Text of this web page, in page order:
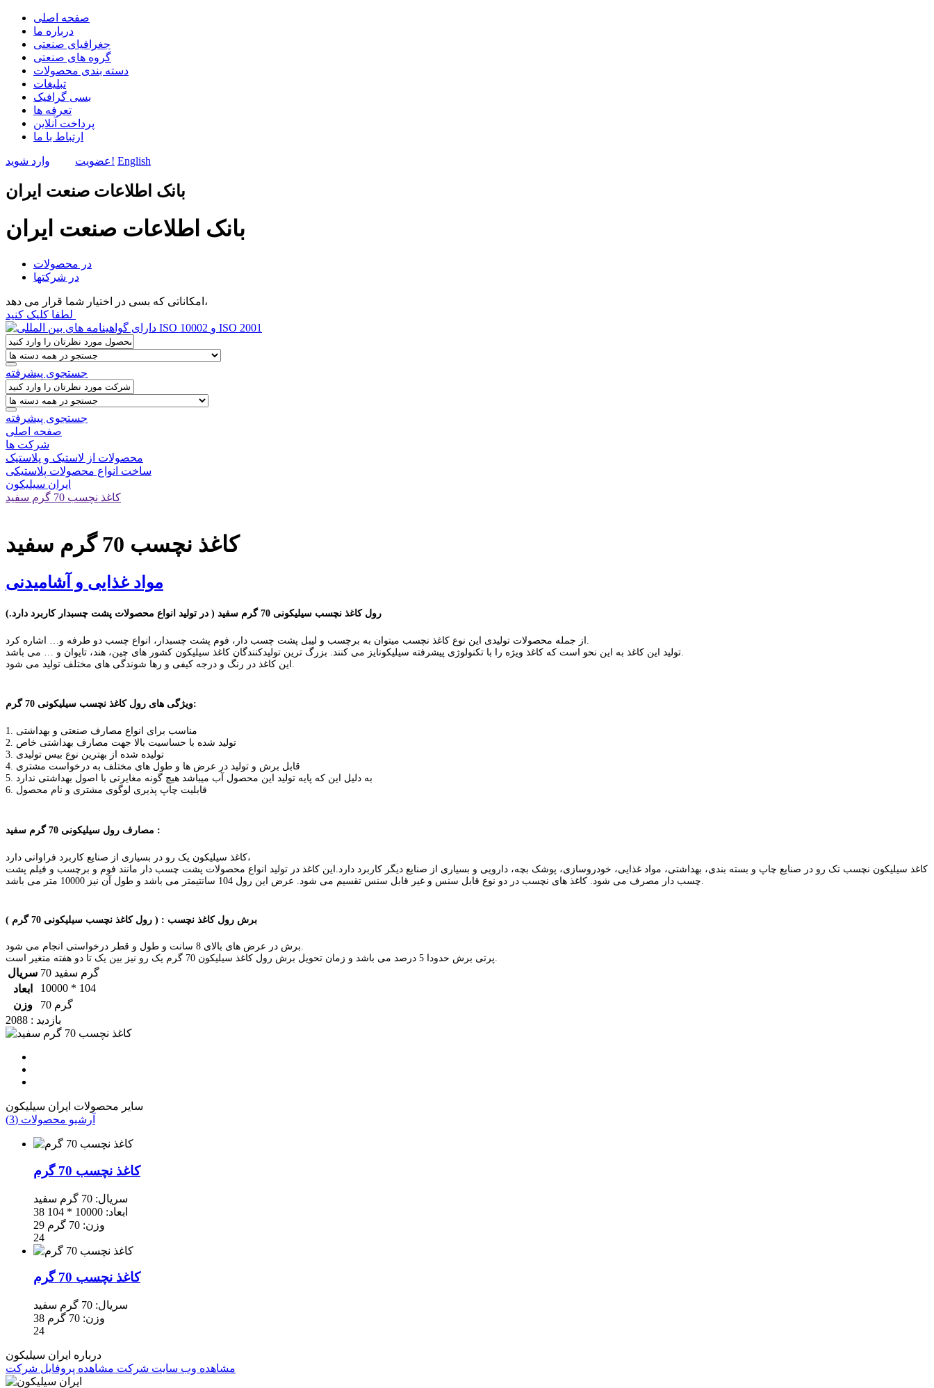
صفحه اصلی
درباره ما
جغرافیای صنعتی
گروه های صنعتی
دسته بندی محصولات
تبلیغات
بسی گرافیک
تعرفه ها
پرداخت آنلاین
ارتباط با ما
عضویتوارد شوید! English
بانک اطلاعات صنعت ایران
بانک اطلاعات صنعت ایران
در محصولات
در شرکتها
امکاناتی که بسی در اختیار شما قرار می دهد،
جستجوی پیشرفته
جستجوی پیشرفته
صفحه اصلی
شرکت ها
محصولات از لاستیک و پلاستیک
ساخت انواع محصولات پلاستیکی
ایران سیلیکون
کاغذ نچسب 70 گرم سفید
کاغذ نچسب 70 گرم سفید
مواد غذایی و آشامیدنی
رول کاغذ نچسب سیلیکونی 70 گرم سفید ( در تولید انواع محصولات پشت چسبدار کاربرد دارد.)
از جمله محصولات تولیدی این نوع کاغذ نچسب میتوان به برچسب و لیبل پشت چسب دار، فوم پشت چسبدار، انواع چسب دو طرفه و… اشاره کرد.
تولید این کاغذ به این نحو است که کاغذ ویژه را با تکنولوژی پیشرفته سیلیکونایز می کنند.بزرگ ترین تولیدکنندگان کاغذ سیلیکون کشور های چین، هند، تایوان و … می باشد.
این کاغذ در رنگ و درجه کیفی و رها شوندگی های مختلف تولید می شود.
ویژگی های رول کاغذ نچسب سیلیکونی 70 گرم:
1. مناسب برای انواع مصارف صنعتی و بهداشتی
2. تولید شده با حساسیت بالا جهت مصارف بهداشتی خاص
3. تولیده شده از بهترین نوع بیس تولیدی
4. قابل برش و تولید در عرض ها و طول های مختلف به درخواست مشتری
5. به دلیل این که پایه تولید این محصول آب میباشد هیچ گونه مغایرتی با اصول بهداشتی ندارد
6. قابلیت چاپ پذیری لوگوی مشتری و نام محصول
مصارف رول سیلیکونی 70 گرم سفید :
کاغذ سیلیکون یک رو در بسیاری از صنایع کاربرد فراوانی دارد،
کاغذ سیلیکون نچسب تک رو در صنایع چاپ و بسته بندی، بهداشتی، مواد غذایی، خودروسازی، پوشک بچه، دارویی و بسیاری از صنایع دیگر کاربرد دارد. این کاغذ در تولید انواع محصولات پشت چسب دار مانند فوم و برچسب و فیلم پشت
چسب دار مصرف می شود. کاغذ های نچسب در دو نوع قابل سنس و غیر قابل سنس تقسیم می شود.
برش رول کاغذ نچسب : ( رول کاغذ نچسب سیلیکونی 70 گرم )
برش در عرض های بالای 8 سانت و طول و قطر درخواستی انجام می شود.
پرتی برش حدودا 5 درصد می باشد و زمان تحویل برش رول کاغذ سیلیکون 70 گرم یک رو نیز بین یک تا دو هفته متغیر است.
سریال
70 گرم سفید
ابعاد
10000 * 104
وزن
70 گرم
بازدید : 2088
سایر محصولات ایران سیلیکون
آرشیو محصولات (3)
کاغذ نچسب 70 گرم
سریال: 70 گرم سفید
38 ابعاد: 10000 * 104
29 وزن: 70 گرم
24
کاغذ نچسب 70 گرم
سریال: 70 گرم سفید
38 وزن: 70 گرم
24
درباره ایران سیلیکون
مشاهده وب سایت شرکت مشاهده پروفایل شرکت